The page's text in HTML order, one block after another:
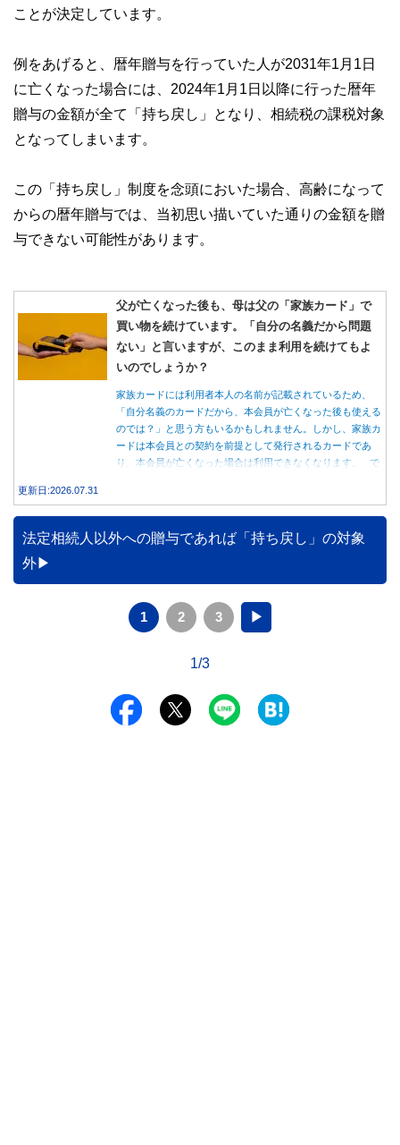
ことが決定しています。
例をあげると、暦年贈与を行っていた人が2031年1月1日
に亡くなった場合には、2024年1月1日以降に行った暦年
贈与の金額が全て「持ち戻し」となり、相続税の課税対象
となってしまいます。
この「持ち戻し」制度を念頭においた場合、高齢になって
からの暦年贈与では、当初思い描いていた通りの金額を贈
与できない可能性があります。
父が亡くなった後も、母は父の「家族カード」で
買い物を続けています。「自分の名義だから問題
ない」と言いますが、このまま利用を続けてもよ
いのでしょうか？
家族カードには利用者本人の名前が記載されているため、
「自分名義のカードだから、本会員が亡くなった後も使える
のでは？」と思う方もいるかもしれません。しかし、家族カ
ードは本会員との契約を前提として発行されるカードであ
り、本会員が亡くなった場合は利用できなくなります。 で
族が行うべき手続きについて分かりやすく解説します。
更新日:2026.07.31
法定相続人以外への贈与であれば「持ち戻し」の対象
外
1 2 3 ▶
1/3